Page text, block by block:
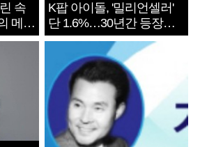
속
메시
K팝 아이돌, '밀리언셀러'
단 1.6%…30년간 등장
1182개팀 전수조사